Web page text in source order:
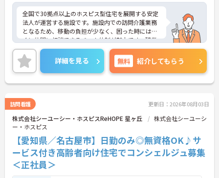
全国で30拠点以上のホスピス型住宅を展開する安定
法人が運営する施設です。施設内での訪問介護業務
となるため、移動の負担が少なく、困った時にはす
ぐに仲間に相談できるチーム体制が魅力です。残業
は全社平均残業月5時間程度と少なく、3日以上の連
続休暇で支援金が支給される独自の制度や、美容皮
膚科などの割引が受けられる福利厚生も充実してい
ます。ホスピスケアが初めてでも、充実した入社時
研修と資格取得支援制度を活用し、専門性を高めな
す。ご入居者さまの生きる喜びに寄り添いながらチ
ームで協力しながらより良いケアを提供したい方に
ぴったりの環境です。
★おすすめPOINT★
【「看取り・難病ケアのプロ」として成長できる環
境が整っています】
・がん末期・神経難病の方に特化したホスピス型住
宅ならではの専門的なスキルを、日常業務の中で習
詳細を見る 無料 紹介してもらう
訪問看護 更新日：2026年08月03日
株式会社シーユーシー・ホスピスReHOPE 星ヶ丘
株式会社シーユーシ
ー・ホスピス
【愛知県／名古屋市】日勤のみ◎無資格OK♪サ
ービス付き高齢者向け住宅でコンシェルジュ募集
＜正社員＞